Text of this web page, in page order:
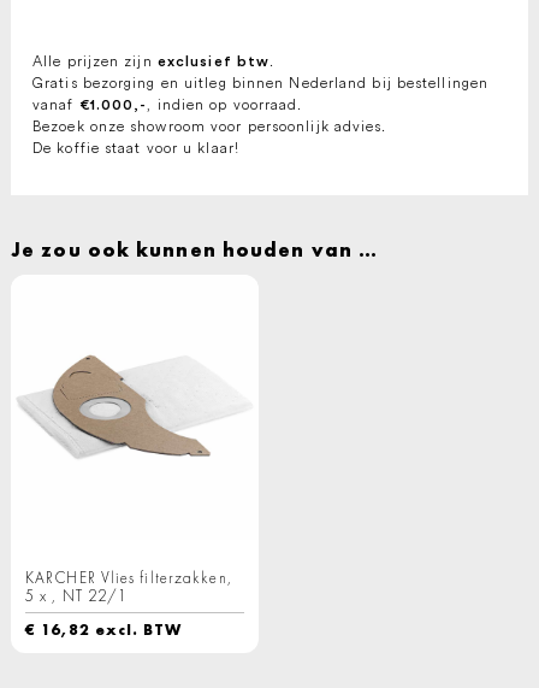
Alle prijzen zijn exclusief btw.
Gratis bezorging en uitleg binnen Nederland bij bestellingen
vanaf €1.000,- , indien op voorraad.
Bezoek onze showroom voor persoonlijk advies.
De koffie staat voor u klaar!
Je zou ook kunnen houden van …
KARCHER Vlies filterzakken,
5 x , NT 22/1
€ 16,82 excl. BTW